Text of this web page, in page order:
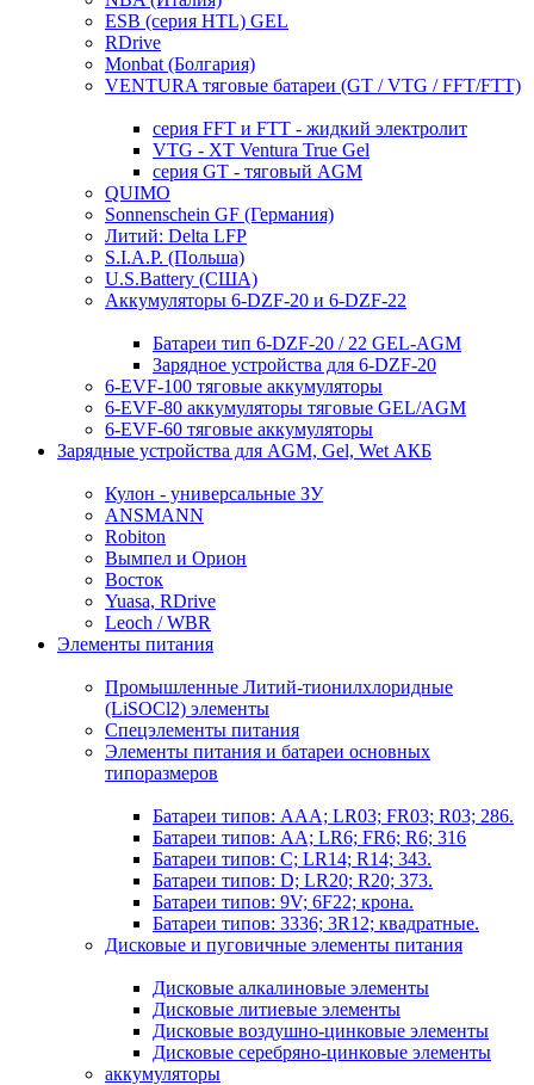
ESB (серия HTL) GEL
RDrive
Monbat (Болгария)
VENTURA тяговые батареи (GT / VTG / FFT/FTT)
серия FFT и FTT - жидкий электролит
VTG - XT Ventura True Gel
серия GT - тяговый AGM
QUIMO
Sonnenschein GF (Германия)
Литий: Delta LFP
S.I.A.P. (Польша)
U.S.Battery (США)
Аккумуляторы 6-DZF-20 и 6-DZF-22
Батареи тип 6-DZF-20 / 22 GEL-AGM
Зарядное устройства для 6-DZF-20
6-EVF-100 тяговые аккумуляторы
6-EVF-80 аккумуляторы тяговые GEL/AGM
6-EVF-60 тяговые аккумуляторы
Зарядные устройства для AGM, Gel, Wet АКБ
Кулон - универсальные ЗУ
ANSMANN
Robiton
Вымпел и Орион
Восток
Yuasa, RDrive
Leoch / WBR
Элементы питания
Промышленные Литий-тионилхлоридные
(LiSOCl2) элементы
Спецэлементы питания
Элементы питания и батареи основных
типоразмеров
Батареи типов: AAA; LR03; FR03; R03; 286.
Батареи типов: AA; LR6; FR6; R6; 316
Батареи типов: C; LR14; R14; 343.
Батареи типов: D; LR20; R20; 373.
Батареи типов: 9V; 6F22; крона.
Батареи типов: 3336; 3R12; квадратные.
Дисковые и пуговичные элементы питания
Дисковые алкалиновые элементы
Дисковые литиевые элементы
Дисковые воздушно-цинковые элементы
Дисковые серебряно-цинковые элементы
аккумуляторы